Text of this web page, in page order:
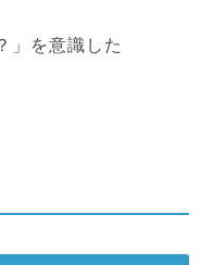
」を意識した